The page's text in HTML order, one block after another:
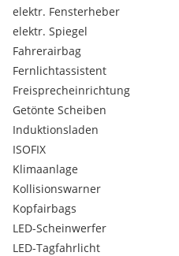
elektr. Fensterheber
elektr. Spiegel
Fahrerairbag
Fernlichtassistent
Freisprecheinrichtung
Getönte Scheiben
Induktionsladen
ISOFIX
Klimaanlage
Kollisionswarner
Kopfairbags
LED-Scheinwerfer
LED-Tagfahrlicht